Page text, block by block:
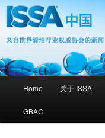
Skip
primary
content
Skip
secondary
content ISSA 中国
ISSA 中国 – 来自世界清洁
Home 关于 ISSA
GBAC